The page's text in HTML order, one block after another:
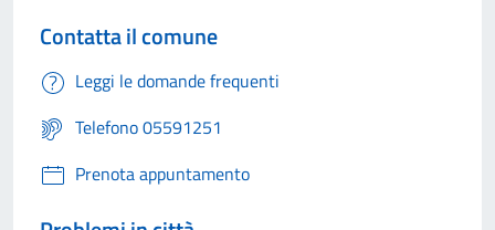
Contatta il comune
Leggi le domande frequenti
Telefono 05591251
Prenota appuntamento